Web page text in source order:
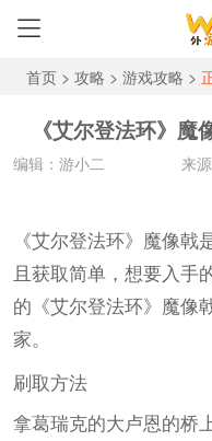
首页> 攻略 > 游戏攻略 >
《艾尔登法环》
编辑：游小二 来
《艾尔登法环》魔像
且获取简单，想要入手
的《艾尔登法环》魔像
家。
刷取方法
拿葛瑞克的大卢恩的桥